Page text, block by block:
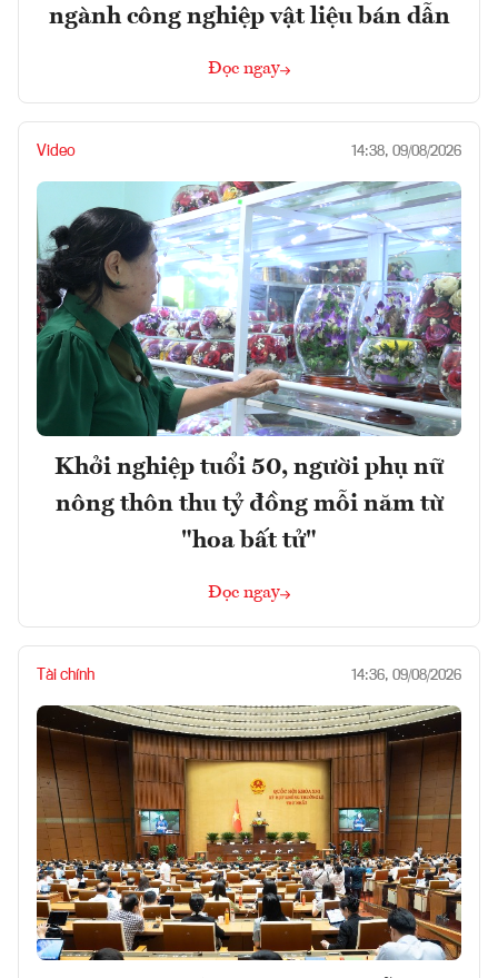
ngành công nghiệp vật liệu bán dẫn
Đọc ngay
Video 14:38, 09/08/2026
Khởi nghiệp tuổi 50, người phụ nữ
nông thôn thu tỷ đồng mỗi năm từ
"hoa bất tử"
Đọc ngay
Tài chính 14:36, 09/08/2026